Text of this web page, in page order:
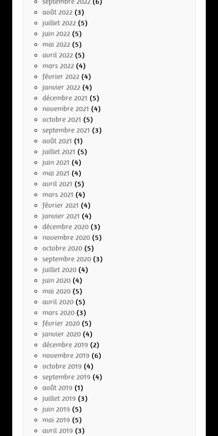
août 2022 (3)
juillet 2022 (5)
juin 2022 (5)
mai 2022 (5)
avril 2022 (5)
mars 2022 (4)
février 2022 (4)
janvier 2022 (4)
décembre 2021 (5)
novembre 2021 (4)
octobre 2021 (5)
septembre 2021 (3)
août 2021 (1)
juillet 2021 (5)
juin 2021 (4)
mai 2021 (4)
avril 2021 (5)
mars 2021 (4)
février 2021 (4)
janvier 2021 (4)
décembre 2020 (3)
novembre 2020 (5)
octobre 2020 (5)
septembre 2020 (3)
juillet 2020 (4)
juin 2020 (4)
mai 2020 (5)
avril 2020 (5)
mars 2020 (3)
février 2020 (5)
janvier 2020 (4)
décembre 2019 (2)
novembre 2019 (6)
octobre 2019 (4)
septembre 2019 (4)
août 2019 (1)
juillet 2019 (3)
juin 2019 (5)
mai 2019 (5)
avril 2019 (3)